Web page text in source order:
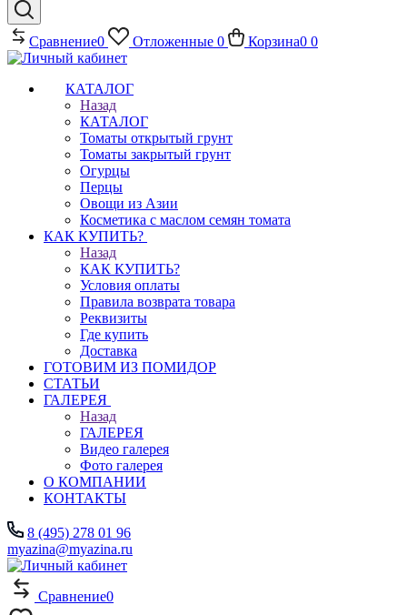
Сравнение0 Отложенные 0 Корзина0 0
КАТАЛОГ
Назад
КАТАЛОГ
Томаты открытый грунт
Томаты закрытый грунт
Огурцы
Перцы
Овощи из Азии
Косметика с маслом семян томата
КАК КУПИТЬ?
Назад
КАК КУПИТЬ?
Условия оплаты
Правила возврата товара
Реквизиты
Где купить
Доставка
ГОТОВИМ ИЗ ПОМИДОР
СТАТЬИ
ГАЛЕРЕЯ
Назад
ГАЛЕРЕЯ
Видео галерея
Фото галерея
О КОМПАНИИ
КОНТАКТЫ
8 (495) 278 01 96
myazina@myazina.ru
Сравнение0